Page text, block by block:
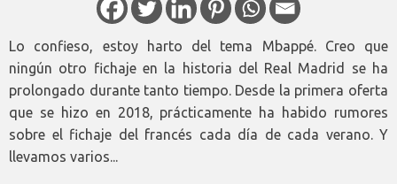
Lo confieso, estoy harto del tema Mbappé. Creo que
ningún otro fichaje en la historia del Real Madrid se ha
prolongado durante tanto tiempo. Desde la primera oferta
que se hizo en 2018, prácticamente ha habido rumores
sobre el fichaje del francés cada día de cada verano. Y
llevamos varios...